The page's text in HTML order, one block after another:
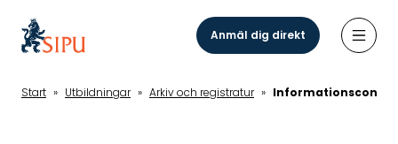
huvudinnehåll
Anmäl dig direkt
Start » Utbildningar » Arkiv och registratur »